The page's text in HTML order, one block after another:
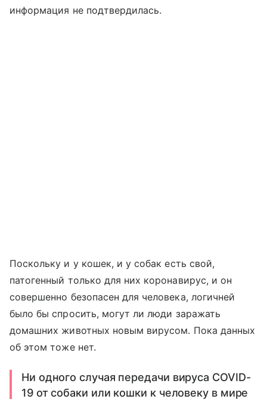
информация не подтвердилась.
Поскольку и у кошек, и у собак есть свой,
патогенный только для них коронавирус, и он
совершенно безопасен для человека, логичней
было бы спросить, могут ли люди заражать
домашних животных новым вирусом. Пока данных
об этом тоже нет.
Ни одного случая передачи вируса COVID-
19 от собаки или кошки к человеку в мире